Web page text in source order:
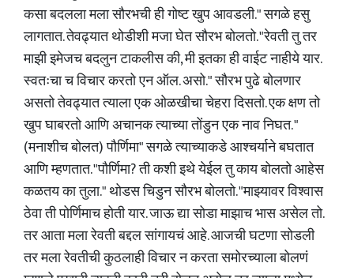
कसा बदलला मला सौरभची ही गोष्ट खुप आवडली." सगळे हसु
लागतात. तेवढ्यात थोडीशी मजा घेत सौरभ बोलतो. "रेवती तु तर
माझी इमेजच बदलुन टाकलीस की, मी इतका ही वाईट नाहीये यार.
स्वतःचा च विचार करतो एन ऑल. असो." सौरभ पुढे बोलणार
असतो तेवढ्यात त्याला एक ओळखीचा चेहरा दिसतो. एक क्षण तो
खुप घाबरतो आणि अचानक त्याच्या तोंडुन एक नाव निघत. "
(मनाशीच बोलत) पौर्णिमा" सगळे त्याच्याकडे आश्चर्याने बघतात
आणि म्हणतात. "पौर्णिमा? ती कशी इथे येईल तु काय बोलतो आहेस
कळतय का तुला." थोडस चिडुन सौरभ बोलतो. "माझ्यावर विश्वास
ठेवा ती पोर्णिमाच होती यार. जाऊ द्या सोडा माझाच भास असेल तो.
तर आता मला रेवती बद्दल सांगायचं आहे. आजची घटणा सोडली
तर मला रेवतीची कुठलाही विचार न करता समोरच्याला बोलणं